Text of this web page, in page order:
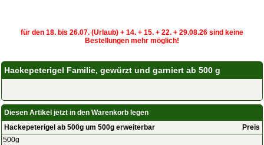
für den 18. bis 26.07. (Urlaub) + 14. + 15. + 22. + 29.08.26 sind keine
Bestellungen mehr möglich!
Hackepeterigel Familie, gewürzt und garniert ab 500 g
Diesen Artikel jetzt in den Warenkorb legen
Hackepeterigel ab 500g um 500g erweiterbar
Preis
500g